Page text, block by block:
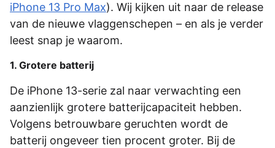
iPhone 13 Pro Max). Wij kijken uit naar de release
van de nieuwe vlaggenschepen – en als je verder
leest snap je waarom.
1. Grotere batterij
De iPhone 13-serie zal naar verwachting een
aanzienlijk grotere batterijcapaciteit hebben.
Volgens betrouwbare geruchten wordt de
batterij ongeveer tien procent groter. Bij de